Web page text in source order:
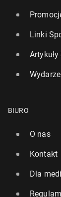
Linki
BIURO
O nas
Kontakt
Dla